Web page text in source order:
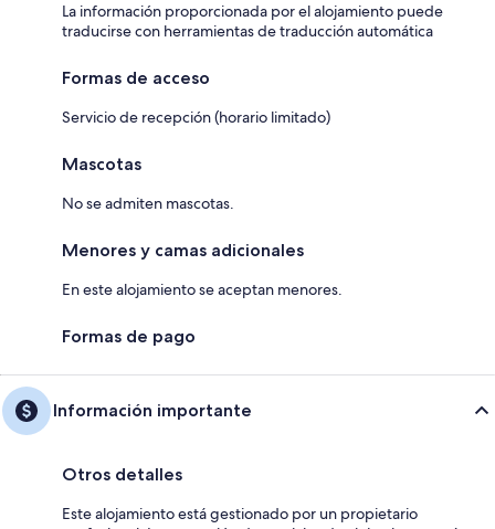
La información proporcionada por el alojamiento puede
traducirse con herramientas de traducción automática
Formas de acceso
Servicio de recepción (horario limitado)
Mascotas
No se admiten mascotas.
Menores y camas adicionales
En este alojamiento se aceptan menores.
Formas de pago
Información importante
Otros detalles
Este alojamiento está gestionado por un propietario